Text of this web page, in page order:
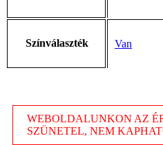
Színválaszték Van
WEBOLDALUNKON AZ
SZÜNETEL, NEM